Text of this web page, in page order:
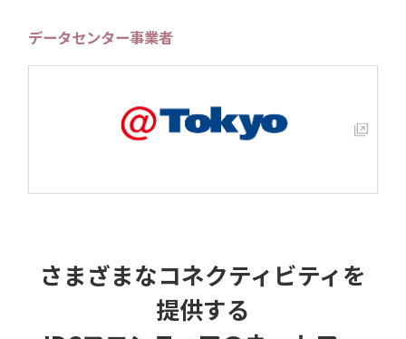
データセンター事業者
さまざまなコネクティビティを
提供する